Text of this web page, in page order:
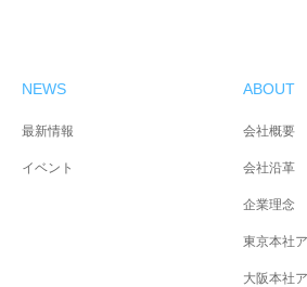
NEWS
最新情報
イベント
ABOUT
会社概要
会社沿革
企業理念
東京本社
大阪本社